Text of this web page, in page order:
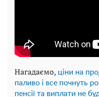
Нагадаємо, ціни на
паливо і все почнуть
пенсії та виплати не